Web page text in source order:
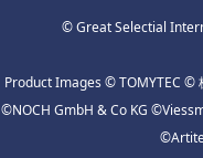
© Great Selectial
Product Images © TOMYTEC ©
©NOCH GmbH & Co KG